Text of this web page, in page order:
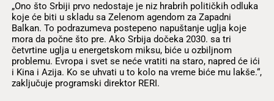
„Ono što Srbiji prvo nedostaje je niz hrabrih političkih odluka
koje će biti u skladu sa Zelenom agendom za Zapadni
Balkan. To podrazumeva postepeno napuštanje uglja koje
mora da počne što pre. Ako Srbija dočeka 2030. sa tri
četvrtine uglja u energetskom miksu, biće u ozbiljnom
problemu. Evropa i svet se neće vratiti na staro, napred će ići
i Kina i Azija. Ko se uhvati u to kolo na vreme biće mu lakše.“,
zaključuje programski direktor RERI.